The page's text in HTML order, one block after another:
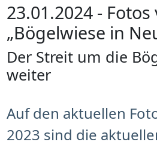
23.01.2024 -
„Bögelwiese in
Der Streit um die
weiter
Auf den aktuellen
2023 sind die